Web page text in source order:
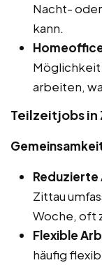
Nacht-
kann.
Möglichkeit
arbeiten,
Teilzeitjobs in
Zittau
Woche, oft
Flexible
häufig